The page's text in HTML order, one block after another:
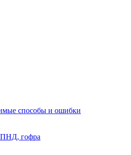
способы и ошибки
ПНД, гофра